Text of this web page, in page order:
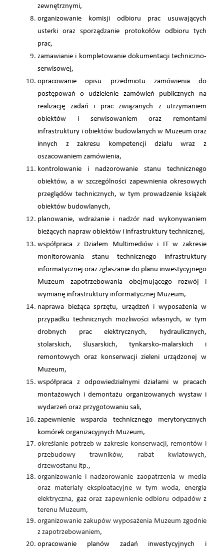
zewnętrznymi,
organizowanie komisji odbioru prac usuwających
usterki oraz sporządzanie protokołów odbioru tych
prac,
zamawianie i kompletowanie dokumentacji techniczno-
serwisowej,
opracowanie opisu przedmiotu zamówienia do
postępowań o udzielenie zamówień publicznych na
realizację zadań i prac związanych z utrzymaniem
obiektów i serwisowaniem oraz remontami
infrastruktury i obiektów budowlanych w Muzeum oraz
innych z zakresu kompetencji działu wraz z
oszacowaniem zamówienia,
kontrolowanie i nadzorowanie stanu technicznego
obiektów, a w szczególności zapewnienia okresowych
przeglądów technicznych, w tym prowadzenie książek
obiektów budowlanych,
planowanie, wdrażanie i nadzór nad wykonywaniem
bieżących napraw obiektów i infrastruktury technicznej,
współpraca z Działem Multimediów i IT w zakresie
monitorowania stanu technicznego infrastruktury
informatycznej oraz zgłaszanie do planu inwestycyjnego
Muzeum zapotrzebowania obejmującego rozwój i
wymianę infrastruktury informatycznej Muzeum,
naprawa bieżąca sprzętu, urządzeń i wyposażenia w
przypadku technicznych możliwości własnych, w tym
drobnych prac elektrycznych, hydraulicznych,
stolarskich, ślusarskich, tynkarsko-malarskich i
remontowych oraz konserwacji zieleni urządzonej w
Muzeum,
współpraca z odpowiedzialnymi działami w pracach
montażowych i demontażu organizowanych wystaw i
wydarzeń oraz przygotowaniu sali,
zapewnienie wsparcia technicznego merytorycznych
komórek organizacyjnych Muzeum,
określanie potrzeb w zakresie konserwacji, remontów i
przebudowy trawników, rabat kwiatowych,
drzewostanu itp.,
organizowanie i nadzorowanie zaopatrzenia w media
oraz materiały eksploatacyjne w tym woda, energia
elektryczna, gaz oraz zapewnienie odbioru odpadów z
terenu Muzeum,
organizowanie zakupów wyposażenia Muzeum zgodnie
z zapotrzebowaniem,
opracowanie planów zadań inwestycyjnych i